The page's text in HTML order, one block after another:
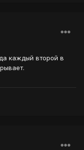
каждый второй в